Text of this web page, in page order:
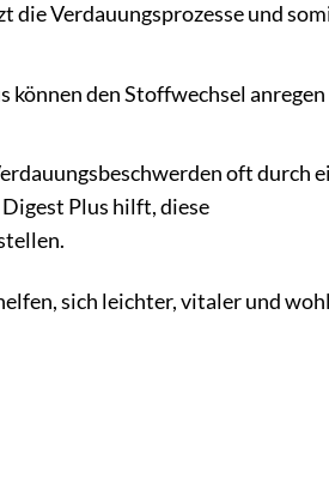
Verdauungsprozesse und
den Stoffwechsel anregen
oft durch
Plus hilft, diese
sich leichter, vitaler und